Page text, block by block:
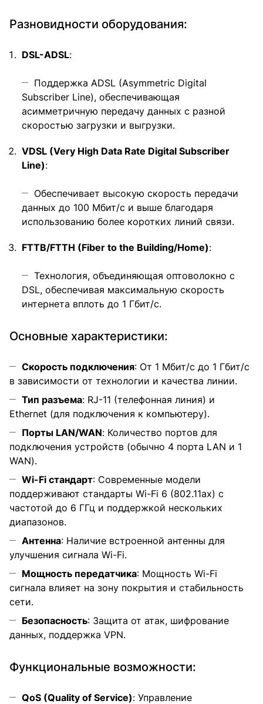
Разновидности оборудования:
DSL-ADSL:
Поддержка ADSL (Asymmetric Digital
Subscriber Line), обеспечивающая
асимметричную передачу данных с разной
скоростью загрузки и выгрузки.
VDSL (Very High Data Rate Digital Subscriber
Line):
Обеспечивает высокую скорость передачи
данных до 100 Мбит/с и выше благодаря
использованию более коротких линий связи.
FTTB/FTTH (Fiber to the Building/Home):
Технология, объединяющая оптоволокно с
DSL, обеспечивая максимальную скорость
интернета вплоть до 1 Гбит/с.
Основные характеристики:
Скорость подключения: От 1 Мбит/с до 1 Гбит/с
в зависимости от технологии и качества линии.
Тип разъема: RJ-11 (телефонная линия) и
Ethernet (для подключения к компьютеру).
Порты LAN/WAN: Количество портов для
подключения устройств (обычно 4 порта LAN и 1
WAN).
Wi-Fi стандарт: Современные модели
поддерживают стандарты Wi-Fi 6 (802.11ax) с
частотой до 6 ГГц и поддержкой нескольких
диапазонов.
Антенна: Наличие встроенной антенны для
улучшения сигнала Wi-Fi.
Мощность передатчика: Мощность Wi-Fi
сигнала влияет на зону покрытия и стабильность
сети.
Безопасность: Защита от атак, шифрование
данных, поддержка VPN.
Функциональные возможности:
QoS (Quality of Service): Управление